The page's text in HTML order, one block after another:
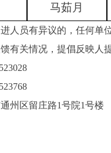
马茹月
人员有异议的，任何单
有关情况，提倡反映人
州区留庄路1号院1号楼